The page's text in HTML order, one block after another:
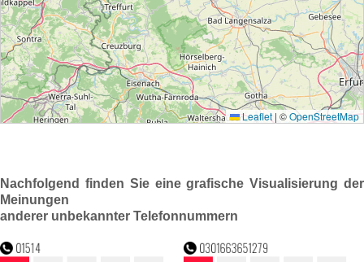
Nachfolgend finden Sie eine grafische Visualisierung der
Meinungen
anderer unbekannter Telefonnummern